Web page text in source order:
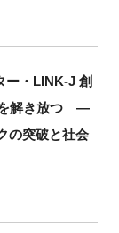
ー・LINK-J 創
を解き放つ ―
の突破と社会